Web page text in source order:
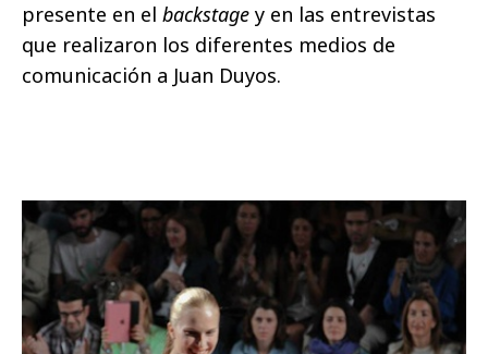
presente en el backstage y en las entrevistas
que realizaron los diferentes medios de
comunicación a Juan Duyos.